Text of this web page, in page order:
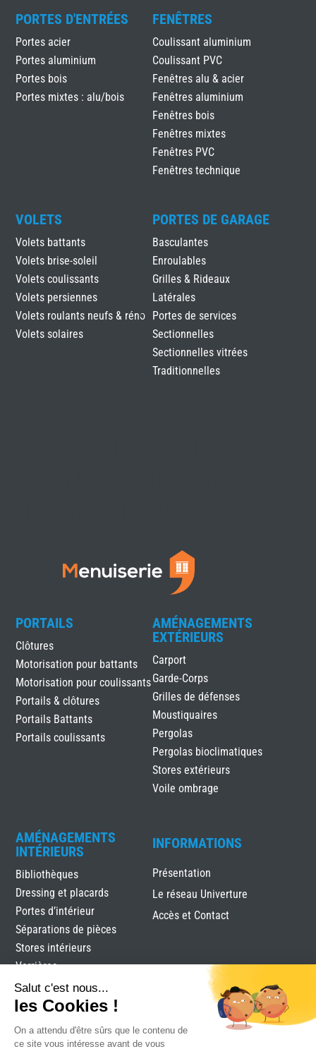
PORTES D'ENTRÉES
Portes acier
Portes aluminium
Portes bois
Portes mixtes : alu/bois
FENÊTRES
Coulissant aluminium
Coulissant PVC
Fenêtres alu & acier
Fenêtres aluminium
Fenêtres bois
Fenêtres mixtes
Fenêtres PVC
Fenêtres technique
VOLETS
Volets battants
Volets brise-soleil
Volets coulissants
Volets persiennes
Volets roulants neufs & réno
Volets solaires
PORTES DE GARAGE
Basculantes
Enroulables
Grilles & Rideaux
Latérales
Portes de services
Sectionnelles
Sectionnelles vitrées
Traditionnelles
PORTAILS
Clôtures
Motorisation pour battants
Motorisation pour coulissants
Portails & clôtures
Portails Battants
Portails coulissants
AMÉNAGEMENTS
EXTÉRIEURS
Carport
Garde-Corps
Grilles de défenses
Moustiquaires
Pergolas
Pergolas bioclimatiques
Stores extérieurs
Voile ombrage
AMÉNAGEMENTS
INTÉRIEURS
Bibliothèques
Dressing et placards
Portes d’intérieur
Séparations de pièces
Stores intérieurs
Verrières
INFORMATIONS
Présentation
Le réseau Univerture
Accès et Contact
Salut c'est nous...
les Cookies !
On a attendu d'être sûrs que le contenu de
ce site vous intéresse avant de vous